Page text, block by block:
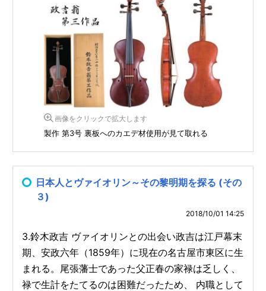
画像をクリックで拡大します
製作 第3号 裏板へのカエデ材使用が見て取れる
日本人とヴァイオリン～その黎明期を探る (その
３)
2018/10/01 14:25
3.鈴木政吉 ヴァイオリンとの出会い政吉は江戸幕末
期、安政六年（1859年）に現在の名古屋市東区に生
まれる。尾張藩士であった父正春の家禄は乏しく、
禄で生計をたてるのは困難だったため、 内職として